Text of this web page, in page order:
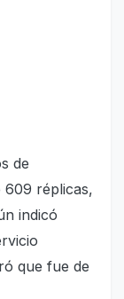
de
609 réplicas,
indicó
que fue de